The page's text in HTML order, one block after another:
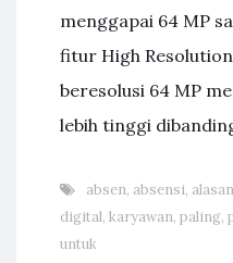
menggapai 64 MP
fitur High
beresolusi 64 MP
lebih tinggi
absen, absensi, alasan
digital, karyawan, paling,
untuk